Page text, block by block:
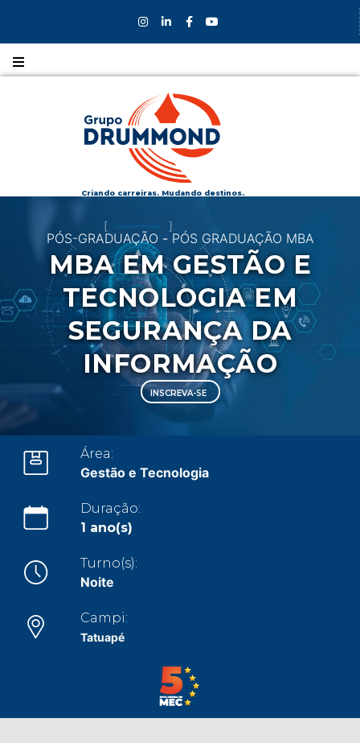
INGRESSO
Bolsas e
DESCONTOS
CONOSCO
Seja um
POLO EAD
Criando carreiras. Mudando destinos.
PÓS-GRADUAÇÃO - PÓS GRADUAÇÃO MBA
MBA EM GESTÃO E
TECNOLOGIA EM
SEGURANÇA DA
INFORMAÇÃO
INSCREVA-SE
Área:
Gestão e Tecnologia
Duração:
1 ano(s)
Turno(s):
Noite
Campi:
Tatuapé